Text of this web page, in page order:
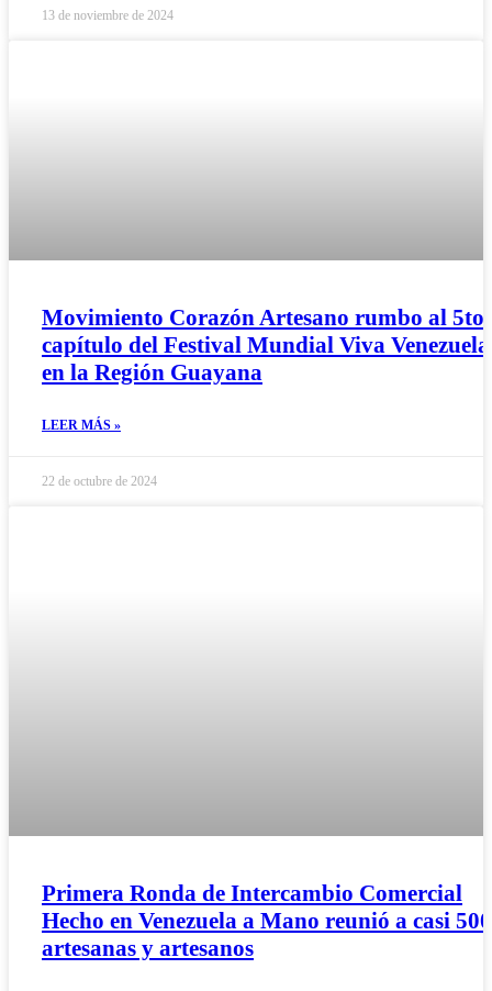
13 de noviembre de 2024
Movimiento Corazón Artesano rumbo al 5to
capítulo del Festival Mundial Viva Venezuela
en la Región Guayana
LEER MÁS »
22 de octubre de 2024
Primera Ronda de Intercambio Comercial
Hecho en Venezuela a Mano reunió a casi 500
artesanas y artesanos